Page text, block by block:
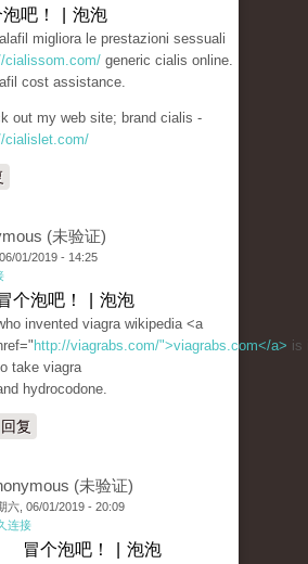
泡吧！ | 泡泡
migliora le prestazioni sessuali
cialissom.com/ generic cialis online.
cost assistance.
out my web site; brand cialis -
cialislet.com/
(未验证)
01/2019 - 14:25
个泡吧！ | 泡泡
invented viagra wikipedia <a
http://viagrabs.com/">viagrabs.com</a> is
take viagra
hydrocodone.
回复
(未验证)
六, 06/01/2019 - 20:09
连接
冒个泡吧！ | 泡泡